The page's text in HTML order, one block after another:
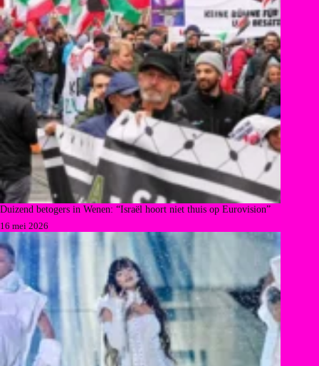
Duizend betogers in Wenen: “Israël hoort niet thuis op Eurovision”
16 mei 2026